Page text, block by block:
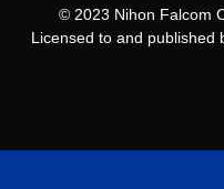
© 2023 Nihon Falcom
Licensed to and published